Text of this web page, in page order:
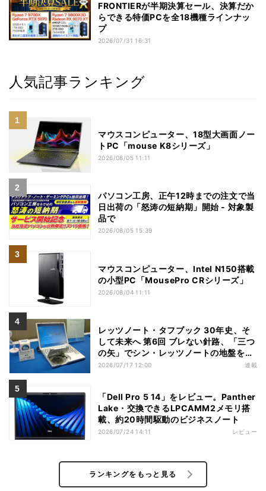
FRONTIERが半期決算セール、決算だか
らできる特価PCを全18機種ラインナッ
プ
2026/07/31 16:31
人気記事ランキング
マウスコンピューター、18型大画面ノー
トPC「mouse K8シリーズ」
2026/08/05 11:11
パソコン工房、正午12時までの注文で当
日出荷の「怒涛の短納期」開始 - 対象製
品で
2026/08/05 15:39
マウスコンピューター、Intel N150搭載
の小型PC「MousePro CRシリーズ」
2026/08/04 11:11
レッツノート・タフブック 30年史、そ
して未来へ 第6回 ブレない針路、「三つ
の矢」でシン・レッツノートの地盤を築
く
2026/07/17 12:00 連載
「Dell Pro 5 14」をレビュー。Panther
Lake・交換できるLPCAMM2メモリ搭
載、約20時間駆動のビジネスノート
2026/07/24 14:11 レビュー
ランキングをもっと見る